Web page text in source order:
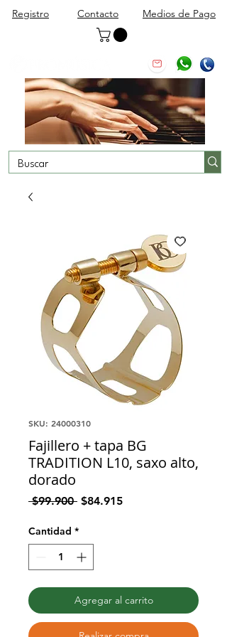
Registro Contacto Medios de Pago
SKU: 24000310
Fajillero + tapa BG
TRADITION L10, saxo alto,
dorado
$99.900 Precio
$84.915Precio
Cantidad *
Agregar al carrito